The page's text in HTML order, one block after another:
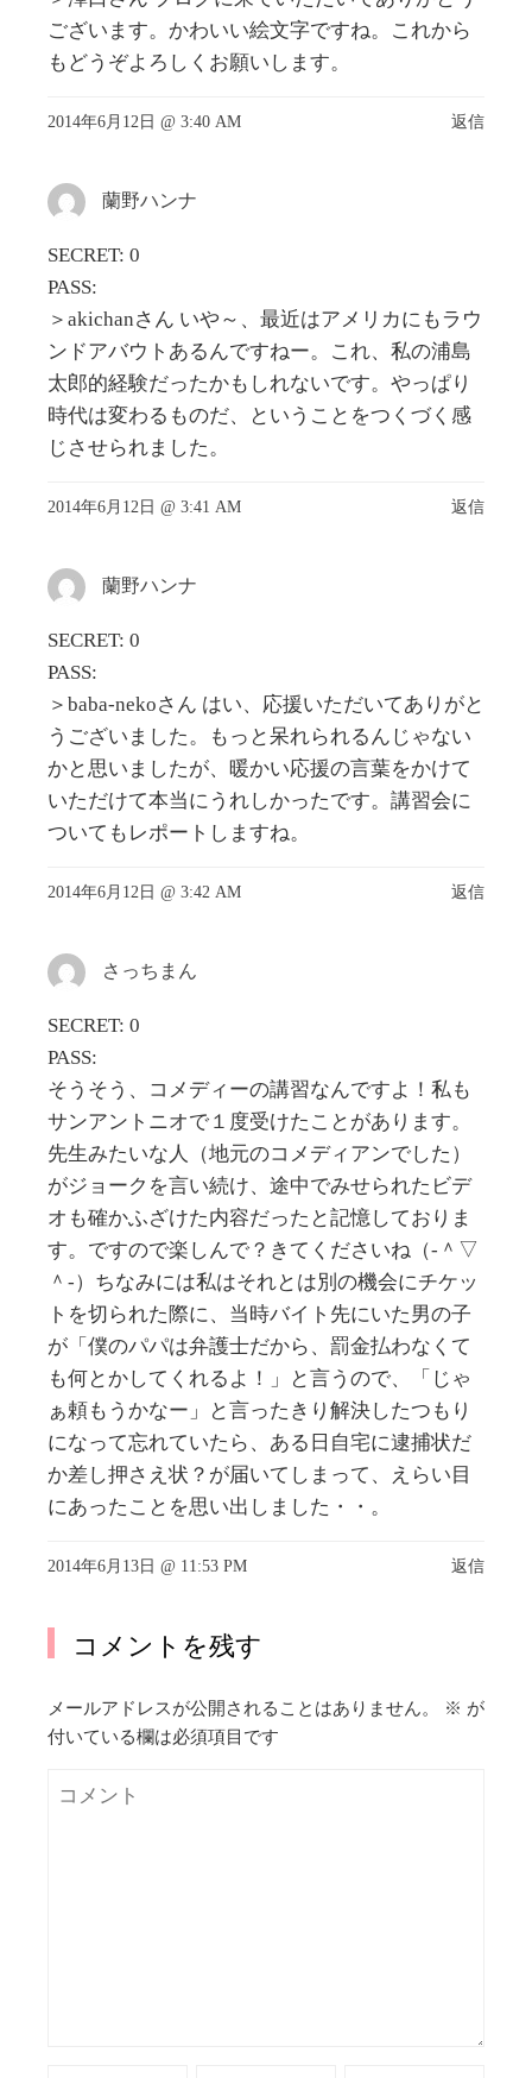
ございます。かわいい絵文字ですね。これから
もどうぞよろしくお願いします。
2014年6月12日 @ 3:40 AM 返信
蘭野ハンナ
SECRET: 0
PASS:
＞akichanさん いや～、最近はアメリカにもラウ
ンドアバウトあるんですねー。これ、私の浦島
太郎的経験だったかもしれないです。やっぱり
時代は変わるものだ、ということをつくづく感
じさせられました。
2014年6月12日 @ 3:41 AM 返信
蘭野ハンナ
SECRET: 0
PASS:
＞baba-nekoさん はい、応援いただいてありがと
うございました。もっと呆れられるんじゃない
かと思いましたが、暖かい応援の言葉をかけて
いただけて本当にうれしかったです。講習会に
ついてもレポートしますね。
2014年6月12日 @ 3:42 AM 返信
さっちまん
SECRET: 0
PASS:
そうそう、コメディーの講習なんですよ！私も
サンアントニオで１度受けたことがあります。
先生みたいな人（地元のコメディアンでした）
がジョークを言い続け、途中でみせられたビデ
オも確かふざけた内容だったと記憶しておりま
す。ですので楽しんで？きてくださいね（‐＾▽
＾‐）ちなみには私はそれとは別の機会にチケッ
トを切られた際に、当時バイト先にいた男の子
が「僕のパパは弁護士だから、罰金払わなくて
も何とかしてくれるよ！」と言うので、「じゃ
ぁ頼もうかなー」と言ったきり解決したつもり
になって忘れていたら、ある日自宅に逮捕状だ
か差し押さえ状？が届いてしまって、えらい目
にあったことを思い出しました・・。
2014年6月13日 @ 11:53 PM 返信
コメントを残す
メールアドレスが公開されることはありません。 ※ が
付いている欄は必須項目です